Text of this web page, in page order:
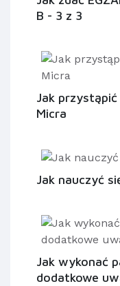
B - 3 z 3
Jak
Micra
Jak nauczyć
Jak wykonać
dodatkowe